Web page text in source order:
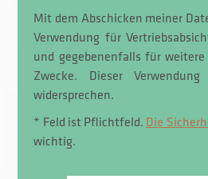
Mit dem Abschicken meiner
Verwendung für
und gegebenenfalls für
Zwecke. Dieser
widersprechen.
* Feld ist Pflichtfeld. Die
wichtig.